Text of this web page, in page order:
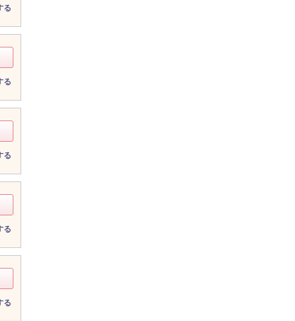
る
る
る
る
る